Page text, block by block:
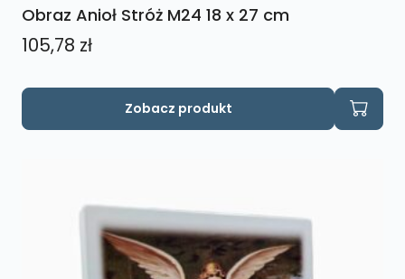
Obraz Anioł Stróż M24 18 x 27 cm
105,78 zł
Zobacz produkt